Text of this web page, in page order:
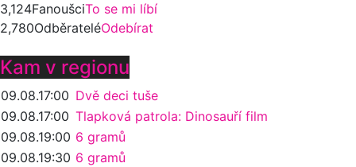
3,124FanoušciTo se mi líbí
2,780OdběrateléOdebírat
Kam v regionu
09.08.17:00 Dvě deci tuše
09.08.17:00 Tlapková patrola: Dinosauří film
09.08.19:00 6 gramů
09.08.19:30 6 gramů